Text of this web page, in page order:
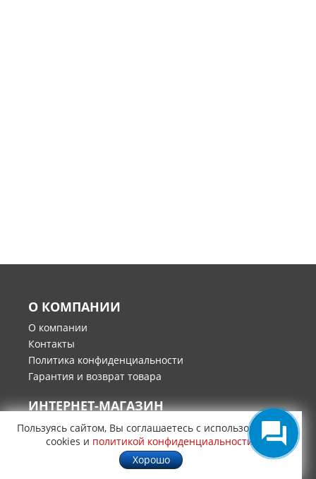
О КОМПАНИИ
О компании
Контакты
Политика конфиденциальности
Гарантия и возврат товара
ИНТЕРНЕТ-МАГАЗИН
Каталоги запчастей
Производители запчастей
Пользуясь сайтом, Вы соглашаетесь с использованием
cookies и политикой конфиденциальности
Хорошо